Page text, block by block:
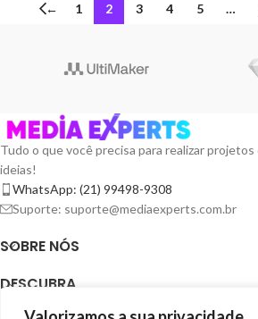
← 1 2 3 4 5 …
Tudo o que você precisa para realizar projetos
ideias!
WhatsApp: (21) 99498-9308
Suporte: suporte@mediaexperts.com.br
SOBRE NÓS
DESCUBRA